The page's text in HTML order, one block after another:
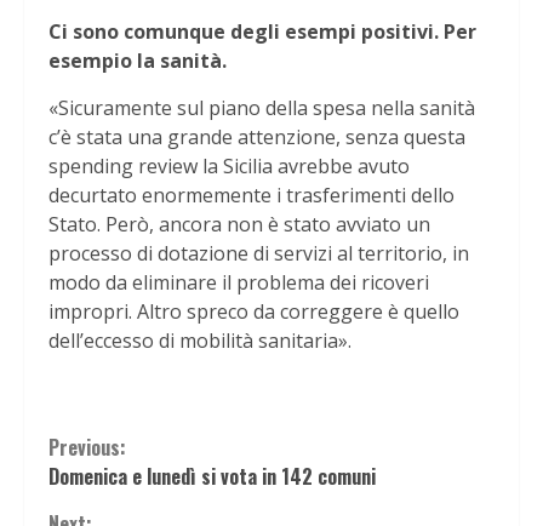
Ci sono comunque degli esempi positivi. Per
esempio la sanità.
«Sicuramente sul piano della spesa nella sanità
c’è stata una grande attenzione, senza questa
spending review la Sicilia avrebbe avuto
decurtato enormemente i trasferimenti dello
Stato. Però, ancora non è stato avviato un
processo di dotazione di servizi al territorio, in
modo da eliminare il problema dei ricoveri
impropri. Altro spreco da correggere è quello
dell’eccesso di mobilità sanitaria».
Continue
Reading
Previous:
Domenica e lunedì si vota in 142 comuni